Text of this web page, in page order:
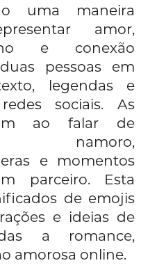
uma maneira
amor,
e conexão
pessoas em
legendas e
sociais. As
ao falar de
namoro,
e momentos
parceiro. Esta
de emojis
e ideias de
a romance,
amorosa online.